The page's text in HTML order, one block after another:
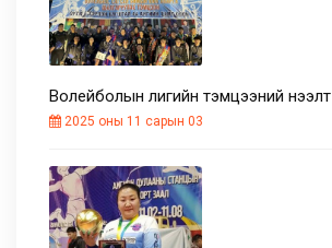
Волейболын лигийн тэмцээний нээлт
2025 оны 11 сарын 03